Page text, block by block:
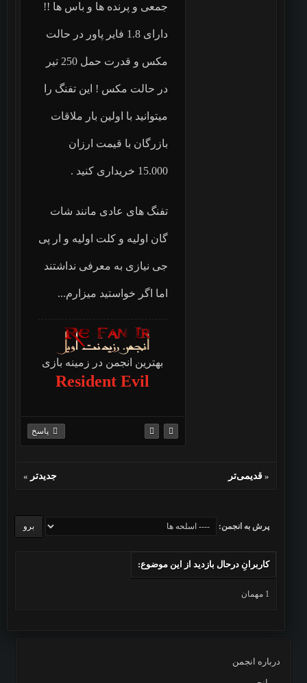
جمعی و پرنده ها و باس ها !!
دارای 1.8 فایر پاور در حالت
مکس و قدرت حمل 250 تیر
در حالت مکس ! این تفنگ را
میتوانید با اولین بار ملاقات
بازرگان با قیمت ارزان
15.000 خریداری کنید .
تفنگ های عادی مانند شات
گان اولیه و کلت اولیه و ار پی
جی نیازی به معرفی نداشتند
اما اگر خواستید میزارم...
بهترین انجمن در زمینه بازی
Resident Evil
پاسخ
«قدیمی‌تر جدیدتر »
پرش به انجمن:
کاربرانِ درحال بازدید از این موضوع:
1 مهمان
درباره انجمن